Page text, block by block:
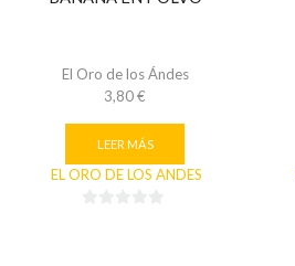
El Oro de los Ándes
3,80€
LEER MÁS
EL ORO DE LOS ANDES